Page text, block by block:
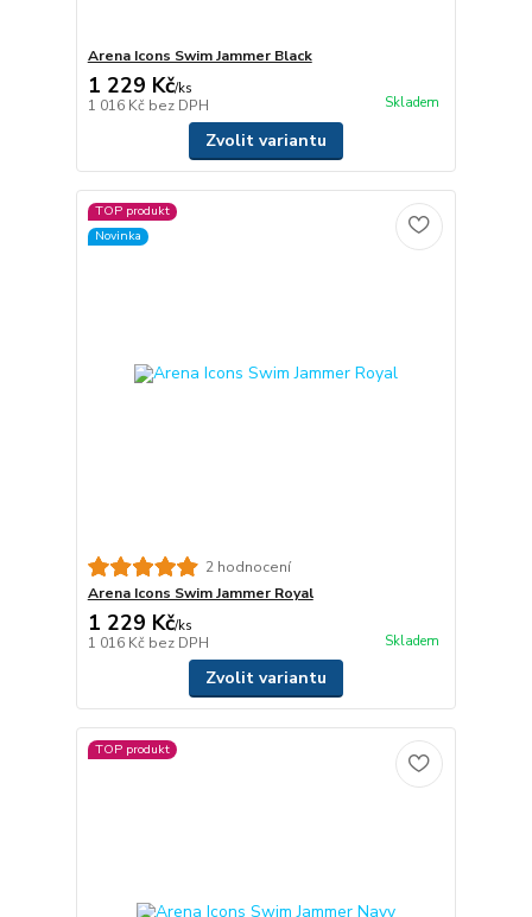
Arena Icons Swim Jammer Black
1 229 Kč/ks
1 016 Kč bez DPH Skladem
Zvolit variantu
TOP produkt
Novinka
2 hodnocení
Arena Icons Swim Jammer Royal
1 229 Kč/ks
1 016 Kč bez DPH Skladem
Zvolit variantu
TOP produkt